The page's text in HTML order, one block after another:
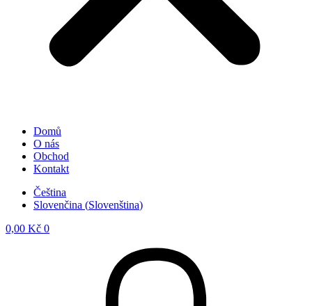
Domů
O nás
Obchod
Kontakt
Čeština
Slovenčina (Slovenština)
0,00 Kč 0